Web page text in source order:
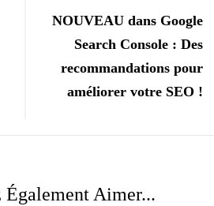
NOUVEAU dans Google
Search Console : Des
recommandations pour
améliorer votre SEO !
Également Aimer...